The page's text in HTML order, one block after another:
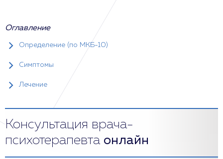
Оглавление
Определение (по МКБ-10)
Симптомы
Лечение
Консультация врача-
психотерапевта онлайн